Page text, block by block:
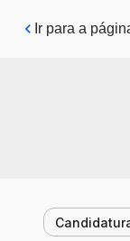
Pular para o
Ir para a